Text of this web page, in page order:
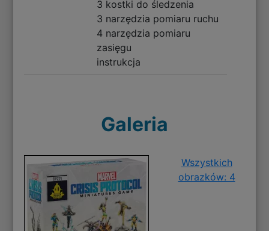
3 kostki do śledzenia
3 narzędzia pomiaru ruchu
4 narzędzia pomiaru
zasięgu
instrukcja
Galeria
Wszystkich
obrazków: 4